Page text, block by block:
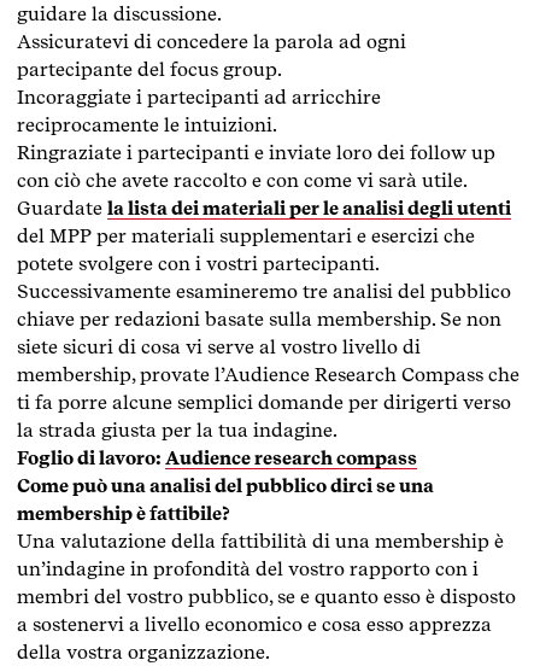
guidare la discussione.
Assicuratevi di concedere la parola ad ogni
partecipante del focus group.
Incoraggiate i partecipanti ad arricchire
reciprocamente le intuizioni.
Ringraziate i partecipanti e inviate loro dei follow up
con ciò che avete raccolto e con come vi sarà utile.
Guardate la lista dei materiali per le analisi degli utenti
del MPP per materiali supplementari e esercizi che
potete svolgere con i vostri partecipanti.
Successivamente esamineremo tre analisi del pubblico
chiave per redazioni basate sulla membership. Se non
siete sicuri di cosa vi serve al vostro livello di
membership, provate l’Audience Research Compass che
ti fa porre alcune semplici domande per dirigerti verso
la strada giusta per la tua indagine.
Foglio di lavoro: Audience research compass
Come può una analisi del pubblico dirci se una
membership è fattibile?
Una valutazione della fattibilità di una membership è
un’indagine in profondità del vostro rapporto con i
membri del vostro pubblico, se e quanto esso è disposto
a sostenervi a livello economico e cosa esso apprezza
della vostra organizzazione.